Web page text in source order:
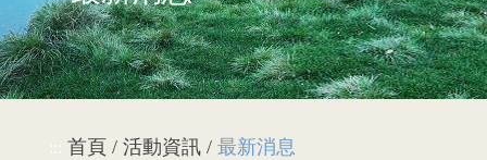
首頁 / 活動資訊 / 最新消息